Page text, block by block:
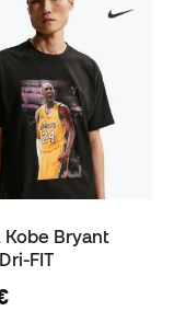
Kobe Bryant
FIT